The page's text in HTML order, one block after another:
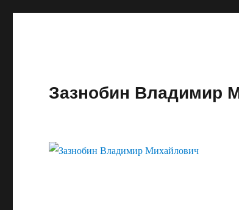
Зазнобин Владимир